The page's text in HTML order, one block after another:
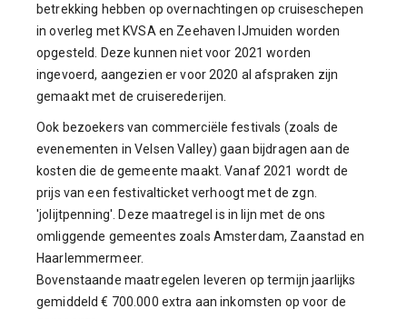
betrekking hebben op overnachtingen op cruiseschepen
in overleg met KVSA en Zeehaven IJmuiden worden
opgesteld. Deze kunnen niet voor 2021 worden
ingevoerd, aangezien er voor 2020 al afspraken zijn
gemaakt met de cruiserederijen.
Ook bezoekers van commerciële festivals (zoals de
evenementen in Velsen Valley) gaan bijdragen aan de
kosten die de gemeente maakt. Vanaf 2021 wordt de
prijs van een festivalticket verhoogt met de zgn.
'jolijtpenning'. Deze maatregel is in lijn met de ons
omliggende gemeentes zoals Amsterdam, Zaanstad en
Haarlemmermeer.
Bovenstaande maatregelen leveren op termijn jaarlijks
gemiddeld € 700.000 extra aan inkomsten op voor de